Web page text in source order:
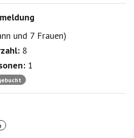
und 7 Frauen)
8
1